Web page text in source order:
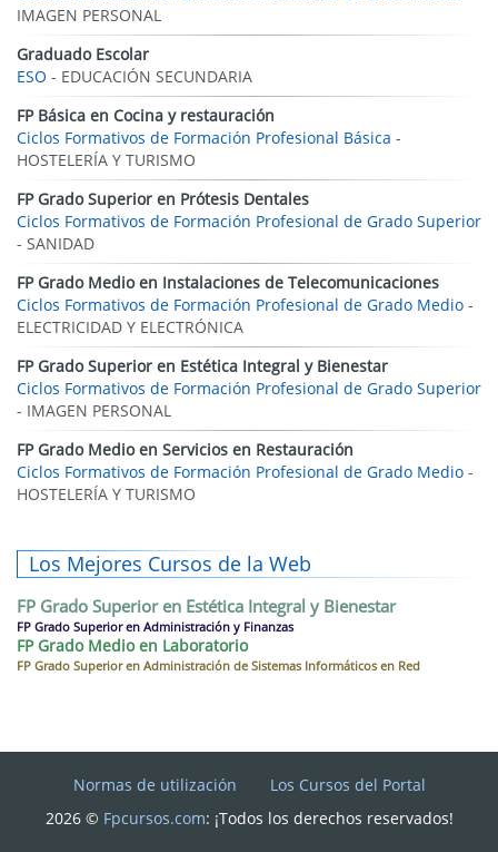
IMAGEN PERSONAL
Graduado Escolar
ESO - EDUCACIÓN SECUNDARIA
FP Básica en Cocina y restauración
Ciclos Formativos de Formación Profesional Básica -
HOSTELERÍA Y TURISMO
FP Grado Superior en Prótesis Dentales
Ciclos Formativos de Formación Profesional de Grado Superior
- SANIDAD
FP Grado Medio en Instalaciones de Telecomunicaciones
Ciclos Formativos de Formación Profesional de Grado Medio -
ELECTRICIDAD Y ELECTRÓNICA
FP Grado Superior en Estética Integral y Bienestar
Ciclos Formativos de Formación Profesional de Grado Superior
- IMAGEN PERSONAL
FP Grado Medio en Servicios en Restauración
Ciclos Formativos de Formación Profesional de Grado Medio -
HOSTELERÍA Y TURISMO
Los Mejores Cursos de la Web
FP Grado Superior en Estética Integral y Bienestar
FP Grado Superior en Administración y Finanzas
FP Grado Medio en Laboratorio
FP Grado Superior en Administración de Sistemas Informáticos en Red
Normas de utilización
Los Cursos del Portal
2026 © Fpcursos.com: ¡Todos los derechos reservados!